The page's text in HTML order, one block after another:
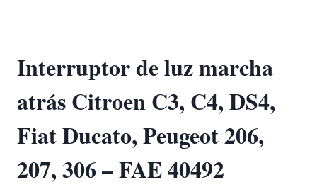
Interruptor de luz marcha
atrás Citroen C3, C4, DS4,
Fiat Ducato, Peugeot 206,
207, 306 – FAE 40492